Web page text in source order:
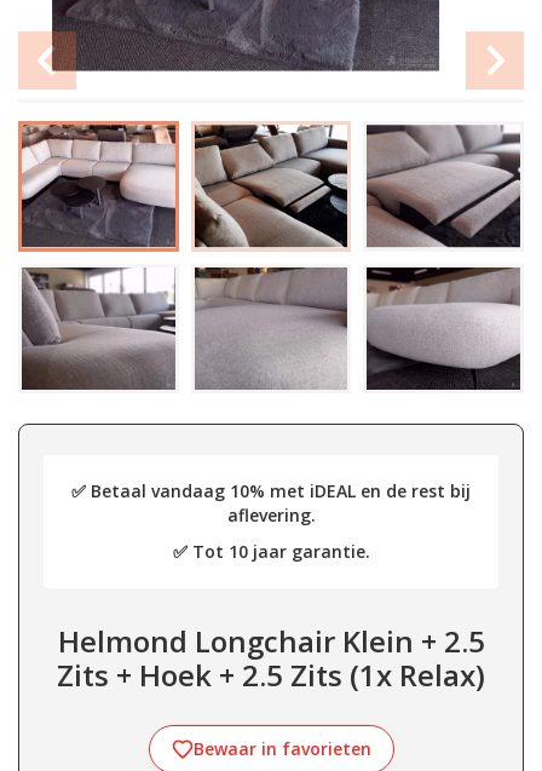
✅ Betaal vandaag 10% met iDEAL en de rest bij
aflevering.
✅ Tot 10 jaar garantie.
Helmond Longchair Klein + 2.5
Zits + Hoek + 2.5 Zits (1x Relax)
Bewaar in favorieten